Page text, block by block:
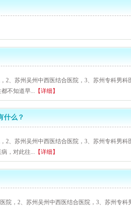
2、苏州吴州中西医结合医院，3、苏州专科男科
不知道早... 【详细】
什么？
2、苏州吴州中西医结合医院，3、苏州专科男科
，对此往... 【详细】
院，2、苏州吴州中西医结合医院，3、苏州专科